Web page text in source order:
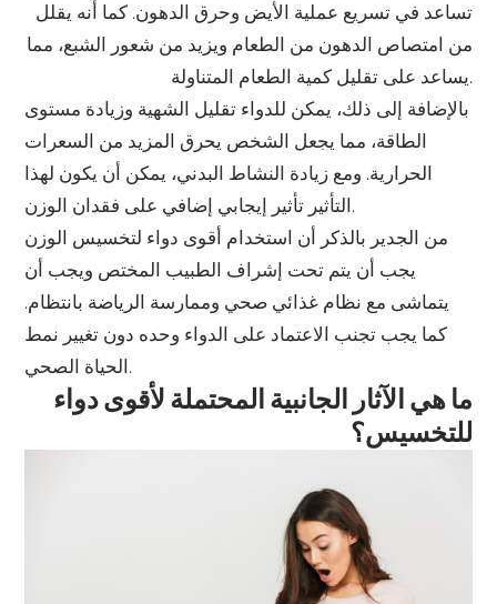
تساعد في تسريع عملية الأيض وحرق الدهون. كما أنه يقلل
من امتصاص الدهون من الطعام ويزيد من شعور الشبع، مما
يساعد على تقليل كمية الطعام المتناولة.
بالإضافة إلى ذلك، يمكن للدواء تقليل الشهية وزيادة مستوى
الطاقة، مما يجعل الشخص يحرق المزيد من السعرات
الحرارية. ومع زيادة النشاط البدني، يمكن أن يكون لهذا
التأثير تأثير إيجابي إضافي على فقدان الوزن.
من الجدير بالذكر أن استخدام أقوى دواء لتخسيس الوزن
يجب أن يتم تحت إشراف الطبيب المختص ويجب أن
يتماشى مع نظام غذائي صحي وممارسة الرياضة بانتظام.
كما يجب تجنب الاعتماد على الدواء وحده دون تغيير نمط
الحياة الصحي.
ما هي الآثار الجانبية المحتملة لأقوى دواء
للتخسيس؟